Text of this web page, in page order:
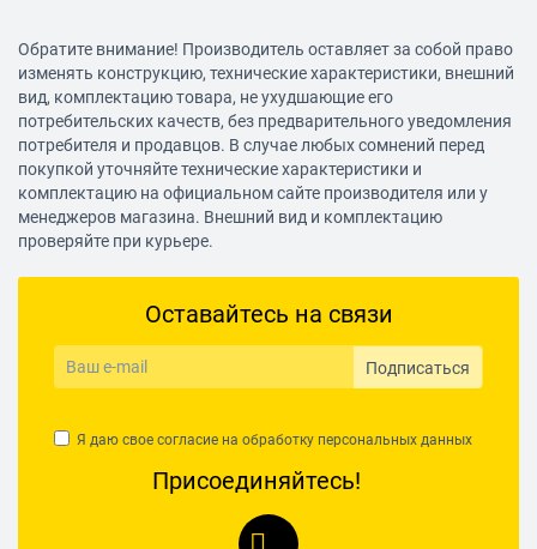
Обратите внимание! Производитель оставляет за собой право
изменять конструкцию, технические характеристики, внешний
вид, комплектацию товара, не ухудшающие его
потребительских качеств, без предварительного уведомления
потребителя и продавцов. В случае любых сомнений перед
покупкой уточняйте технические характеристики и
комплектацию на официальном сайте производителя или у
менеджеров магазина. Внешний вид и комплектацию
проверяйте при курьере.
Оставайтесь на связи
Подписаться
Я даю свое согласие на обработку персональных данных
Присоединяйтесь!